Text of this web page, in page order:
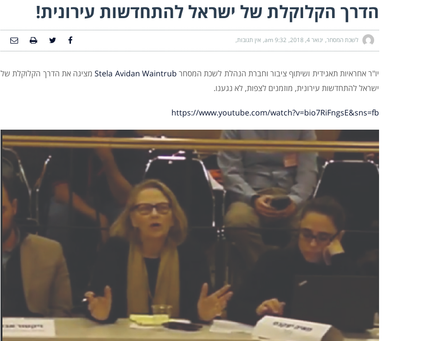
הדרך הקלוקלת של ישראל להתחדשות עירונית!
לשכת המסחר ינואר 4, 2018 9:32 am אין תגובות
יו"ר אחראיות תאגידית ושיתוף ציבור וחברת הנהלת לשכת המסחר Stela Avidan Waintrubמציגה את הדרך הקלוקלת של
ישראל להתחדשות עירונית, מוזמנים לצפות, לא נגענו.
https://www.youtube.com/watch?v=bio7RiFngsE&sns=fb